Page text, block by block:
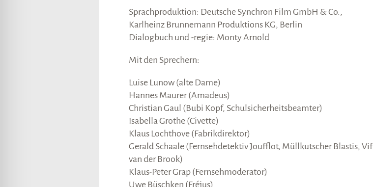
Sprachproduktion: Deutsche Synchron Film GmbH & Co.,
Karlheinz Brunnemann Produktions KG, Berlin
Dialogbuch und -regie: Monty Arnold
Mit den Sprechern:
Luise Lunow (alte Dame)
Hannes Maurer (Amadeus)
Christian Gaul (Bubi Kopf, Schulsicherheitsbeamter)
Isabella Grothe (Civette)
Klaus Lochthove (Fabrikdirektor)
Gerald Schaale (Fernsehdetektiv Joufflot, Müllkutscher Blastis, Vif
van der Brook)
Klaus-Peter Grap (Fernsehmoderator)
Uwe Büschken (Fréjus)